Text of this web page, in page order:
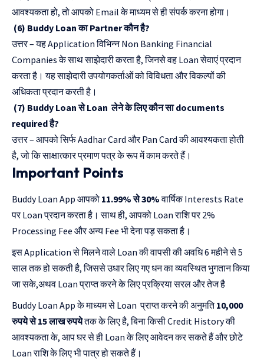
आवश्यकता हो, तो आपको Email के माध्यम से ही संपर्क करना होगा।
(6) Buddy Loan का Partner कौन है?
उत्तर – यह Application विभिन्न Non Banking Financial
Companies के साथ साझेदारी करता है, जिनसे वह Loan सेवाएं प्रदान
करता है। यह साझेदारी उपयोगकर्ताओं को विविधता और विकल्पों की
अधिकता प्रदान करती है।
(7) Buddy Loan से Loan लेने के लिए कौन सा documents
required है?
उत्तर – आपको सिर्फ Aadhar Card और Pan Card की आवश्यकता होती
है, जो कि साक्षात्कार प्रमाण पत्र के रूप में काम करते हैं।
Important Points
Buddy Loan App आपको 11.99% से 30%वार्षिक Interests Rate
पर Loan प्रदान करता है। साथ ही, आपको Loan राशि पर 2%
Processing Fee और अन्य Fee भी देना पड़ सकता है।
इस Application से मिलने वाले Loan की वापसी की अवधि 6 महीने से 5
साल तक हो सकती है, जिससे उधार लिए गए धन का व्यवस्थित भुगतान किया
जा सके,अथव Loan प्राप्त करने के लिए प्रक्रिया सरल और तेज है
Buddy Loan App के माध्यम से Loan प्राप्त करने की अनुमति10,000
रुपये से 15 लाख रुपयेतक के लिए है, बिना किसी Credit History की
आवश्यकता के, आप घर से ही Loan के लिए आवेदन कर सकते हैं और छोटे
Loan राशि के लिए भी पात्र हो सकते हैं।